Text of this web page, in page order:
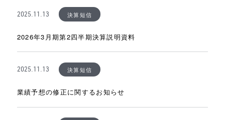
2025.11.13 決算短信
2026年3月期第2四半期決算説明資料
2025.11.13 決算短信
業績予想の修正に関するお知らせ